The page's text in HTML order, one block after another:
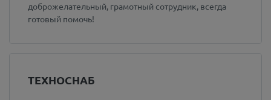
доброжелательный, грамотный сотрудник, всегда
готовый помочь!
ТЕХНОСНАБ